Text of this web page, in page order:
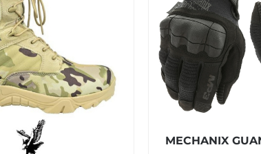
MECHANIX